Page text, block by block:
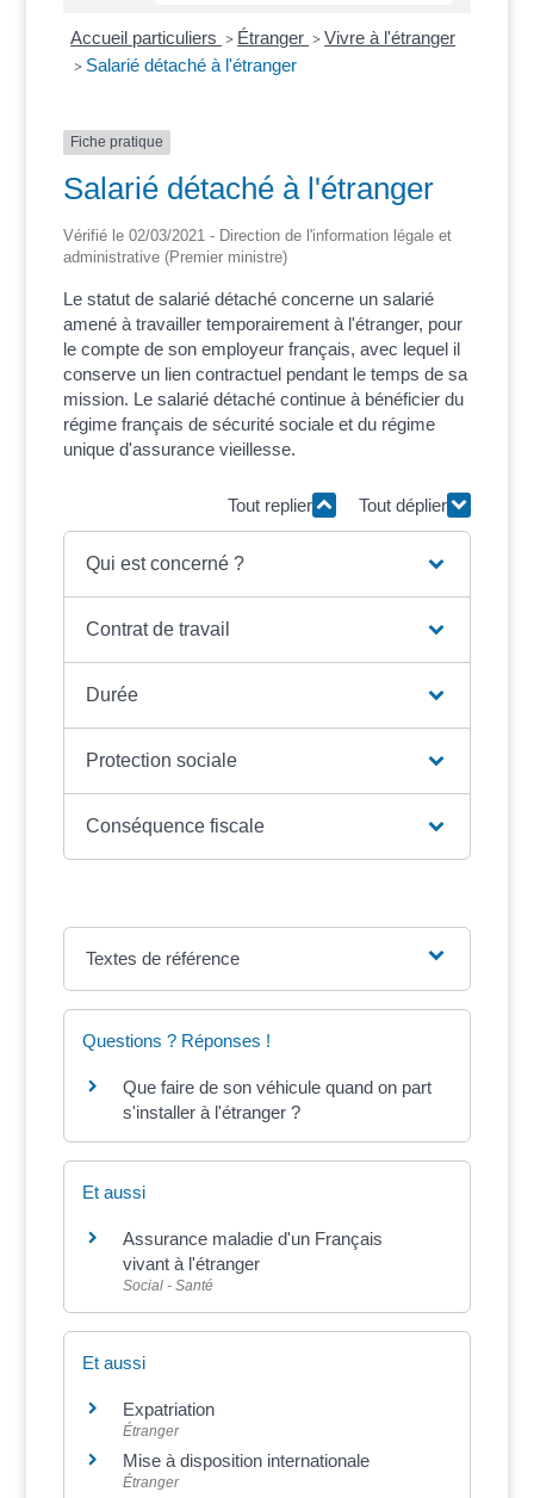
Accueil particuliers > Étranger > Vivre à l'étranger
> Salarié détaché à l'étranger
Fiche pratique
Salarié détaché à l'étranger
Vérifié le 02/03/2021 - Direction de l'information légale et
administrative (Premier ministre)
Le statut de salarié détaché concerne un salarié
amené à travailler temporairement à l'étranger, pour
le compte de son employeur français, avec lequel il
conserve un lien contractuel pendant le temps de sa
mission. Le salarié détaché continue à bénéficier du
régime français de sécurité sociale et du régime
unique d'assurance vieillesse.
Tout replier Tout déplier
Qui est concerné ?
Contrat de travail
Durée
Protection sociale
Conséquence fiscale
Textes de référence
Questions ? Réponses !
Que faire de son véhicule quand on part
s'installer à l'étranger ?
Et aussi
Assurance maladie d'un Français
vivant à l'étranger
Social - Santé
Et aussi
Expatriation
Étranger
Mise à disposition internationale
Étranger